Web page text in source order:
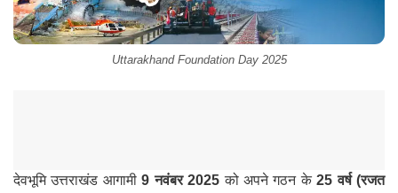
Uttarakhand Foundation Day 2025
देवभूमि उत्तराखंड आगामी9 नवंबर 2025 को अपने गठन के25 वर्ष (रजत